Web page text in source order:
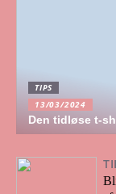
TIPS
13/03/2024
Den tidløse t-